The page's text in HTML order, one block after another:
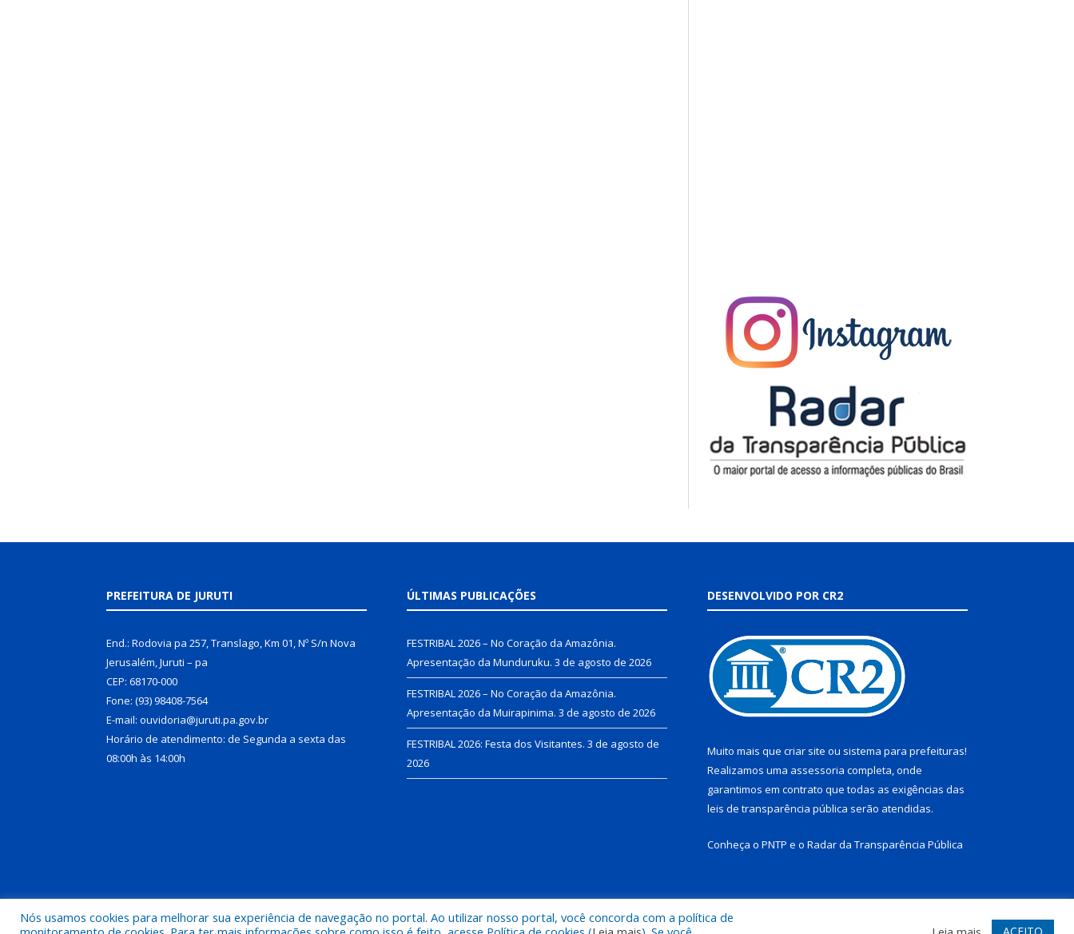
PREFEITURA DE JURUTI
End.: Rodovia pa 257, Translago, Km 01, Nº S/n Nova
Jerusalém, Juruti – pa
CEP: 68170-000
Fone: (93) 98408-7564
E-mail: ouvidoria@juruti.pa.gov.br
Horário de atendimento: de Segunda a sexta das
08:00h às 14:00h
ÚLTIMAS PUBLICAÇÕES
FESTRIBAL 2026 – No Coração da Amazônia.
Apresentação da Munduruku. 3 de agosto de 2026
FESTRIBAL 2026 – No Coração da Amazônia.
Apresentação da Muirapinima. 3 de agosto de 2026
FESTRIBAL 2026: Festa dos Visitantes. 3 de agosto de
2026
DESENVOLVIDO POR CR2
Muito mais que criar site ou sistema para prefeituras!
Realizamos uma assessoria completa, onde
garantimos em contrato que todas as exigências das
leis de transparência pública serão atendidas.
Conheça o PNTP e o Radar da Transparência Pública
Todos os direitos reservados a Prefeitura Municipal de Juruti. Mapa do Site Acessar Webmail
Nós usamos cookies para melhorar sua experiência de navegação no portal. Ao utilizar nosso portal, você concorda com a política de
ACEITO